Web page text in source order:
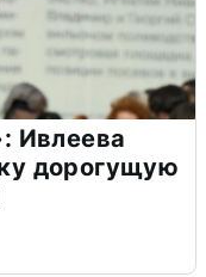
Ивлеева
дорогущую